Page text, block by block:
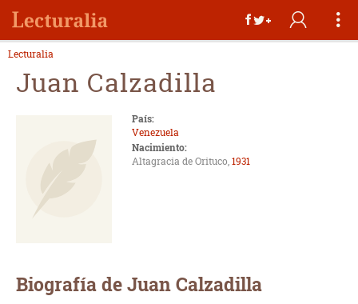
Lecturalia
Juan Calzadilla
País:
Venezuela
Nacimiento:
Altagracia de Orituco,1931
Biografía de Juan Calzadilla